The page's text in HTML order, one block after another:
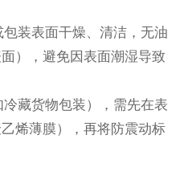
装表面干燥、清洁，无油
），避免因表面潮湿导致
藏货物包装），需先在表
烯薄膜），再将防震动标